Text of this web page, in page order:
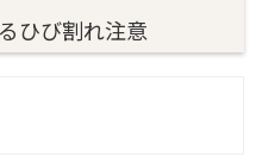
ひび割れ注意